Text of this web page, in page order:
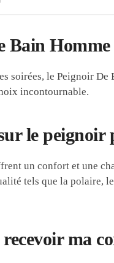
Bain
soirées, le Peignoir
incontournable.
le peignoir
un confort et une
tels que la polaire,
ma